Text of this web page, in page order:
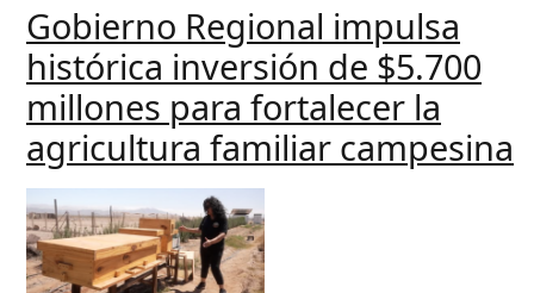
Gobierno Regional impulsa
histórica inversión de $5.700
millones para fortalecer la
agricultura familiar campesina